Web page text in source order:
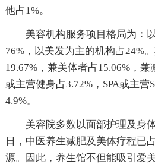
他占1%。
美容机构服务项目格局为：
76%，以美发为主的机构占24%
19.67%，兼美体者占15.06%，
或主营健身占3.72%，SPA或主营
4.9%。
美容院多数以面部护理及身
日，中医养生减肥及美体疗程已
源。因此，养生馆不但能吸引爱